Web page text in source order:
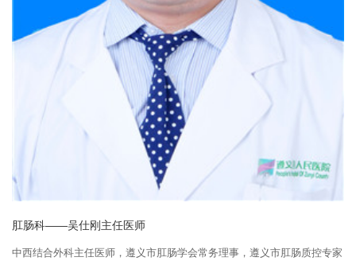
肛肠科——吴仕刚主任医师
中西结合外科主任医师，遵义市肛肠学会常务理事，遵义市肛肠质控专家